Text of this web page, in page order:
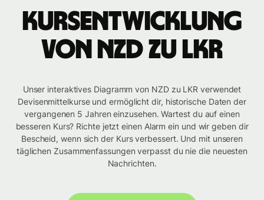
Kursentwicklung
von NZD zu LKR
Unser interaktives Diagramm von NZD zu LKR verwendet
Devisenmittelkurse und ermöglicht dir, historische Daten der
vergangenen 5 Jahren einzusehen. Wartest du auf einen
besseren Kurs? Richte jetzt einen Alarm ein und wir geben dir
Bescheid, wenn sich der Kurs verbessert. Und mit unseren
täglichen Zusammenfassungen verpasst du nie die neuesten
Nachrichten.